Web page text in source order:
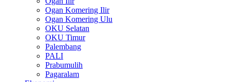
Ogan Komering Ilir
Ogan Komering Ulu
OKU Selatan
OKU Timur
Palembang
PALI
Prabumulih
Pagaralam